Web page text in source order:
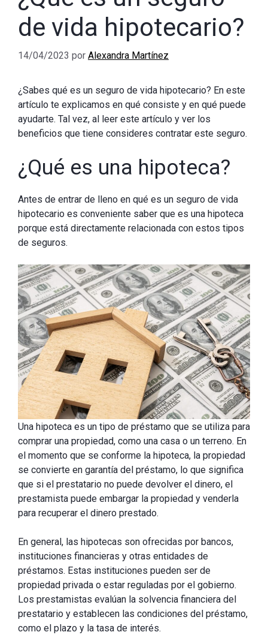
de vida hipotecario?
14/04/2023 por Alexandra Martínez
¿Sabes qué es un seguro de vida hipotecario? En este
artículo te explicamos en qué consiste y en qué puede
ayudarte. Tal vez, al leer este artículo y ver los
beneficios que tiene consideres contratar este seguro.
¿Qué es una hipoteca?
Antes de entrar de lleno en qué es un seguro de vida
hipotecario es conveniente saber que es una hipoteca
porque está directamente relacionada con estos tipos
de seguros.
Una hipoteca es un tipo de préstamo que se utiliza para
comprar una propiedad, como una casa o un terreno. En
el momento que se conforme la hipoteca, la propiedad
se convierte en garantía del préstamo, lo que significa
que si el prestatario no puede devolver el dinero, el
prestamista puede embargar la propiedad y venderla
para recuperar el dinero prestado.
En general, las hipotecas son ofrecidas por bancos,
instituciones financieras y otras entidades de
préstamos. Estas instituciones pueden ser de
propiedad privada o estar reguladas por el gobierno.
Los prestamistas evalúan la solvencia financiera del
prestatario y establecen las condiciones del préstamo,
como el plazo y la tasa de interés.